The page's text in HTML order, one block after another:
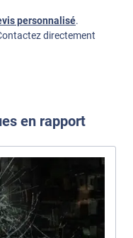
personnalisé.
directement
en rapport